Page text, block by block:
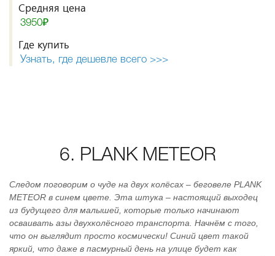
Средняя цена
3950₽
Где купить
Узнать, где дешевле всего >>>
6. PLANK METEOR
Следом поговорим о чуде на двух колёсах – беговеле PLANK
METEOR в синем цвете. Эта штука – настоящий выходец
из будущего для малышей, которые только начинают
осваивать азы двухколёсного транспорта. Начнём с того,
что он выглядит просто космически! Синий цвет такой
яркий, что даже в пасмурный день на улице будет как